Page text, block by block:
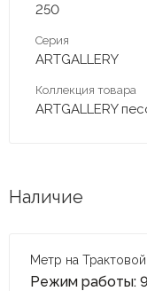
250
Серия
ARTGALLERY
Коллекция товара
ARTGALLERY
Наличие
Метр на
Режим работы: